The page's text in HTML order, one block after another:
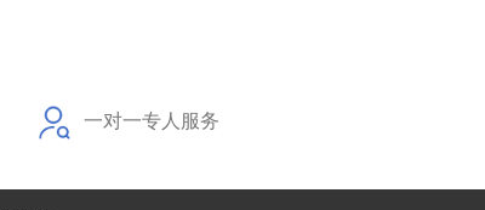
一对一专人服务